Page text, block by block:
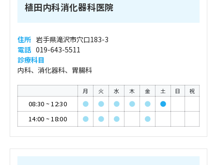
植田内科消化器科医院
住所 岩手県滝沢市穴口183-3
電話 019-643-5511
診療科目
内科、消化器科、胃腸科
月 火 水 木 金 土 日 祝
08:30 ~12:30 ● ● ● ● ●
●
14:00 ~18:00 ● ● ● ●